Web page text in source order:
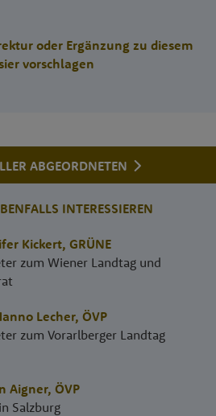
oder Ergänzung zu diesem
vorschlagen
ABGEORDNETEN
INTERESSIEREN
Kickert, GRÜNE
zum Wiener Landtag und
Lecher, ÖVP
zum Vorarlberger Landtag
Aigner, ÖVP
Salzburg